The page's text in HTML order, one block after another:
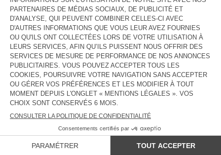
AJOUTER AU PANIER
VOIR LA DISPONIBILITE EN MAGASIN
DESCRIPTION
TAILLE ET COUPE
COMPOSITION
ENTRETIEN
LIVRAISON ET RETOURS